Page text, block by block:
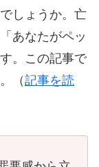
しょうか。亡
あなたがペッ
。この記事で
（記事を読